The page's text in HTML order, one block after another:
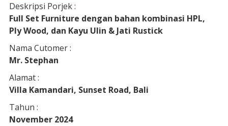
Deskripsi Porjek :
Full Set Furniture dengan bahan kombinasi HPL,
Ply Wood, dan Kayu Ulin & Jati Rustick
Nama Cutomer :
Mr. Stephan
Alamat :
Villa Kamandari, Sunset Road, Bali
Tahun :
November 2024